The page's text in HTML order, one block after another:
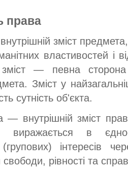
права
зміст
властивостей і
— певна сторона
Зміст у
сутність об'єкта.
— внутрішній зміст
виражається в
(групових) інтересів
свободи, рівності та